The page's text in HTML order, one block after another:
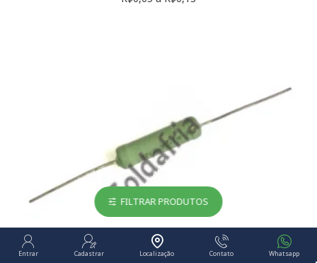
Entrar Cadastrar Localização Contato Whatsapp
FILTRAR PRODUTOS